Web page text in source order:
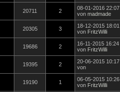
20711 2
08-01-2016 22:07
von madmade
20305 3
18-12-2015 18:01
von FritzWilli
19686 2
16-11-2015 16:24
von FritzWilli
19395 2
20-06-2015 10:17
von
19190 1
06-05-2015 10:26
von FritzWilli